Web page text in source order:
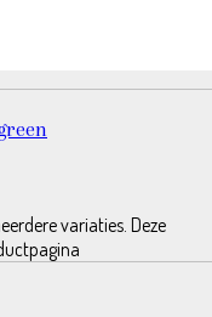
variaties. Deze